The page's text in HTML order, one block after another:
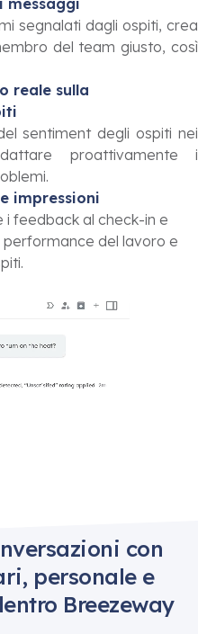
segnalati dagli ospiti, crea
del team giusto, così
reale sulla
sentiment degli ospiti nei
proattivamente i
impressioni
feedback al check-in e
del lavoro e
con
personale e
Breezeway